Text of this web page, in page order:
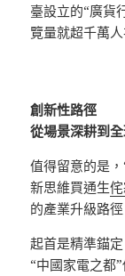
臺設立的“廣貨
覽量就超千萬人
創新性路徑
從場景深耕到
值得留意的是
新思維買通生
的產業升級路徑
起首是精準錨
“中國家電之都